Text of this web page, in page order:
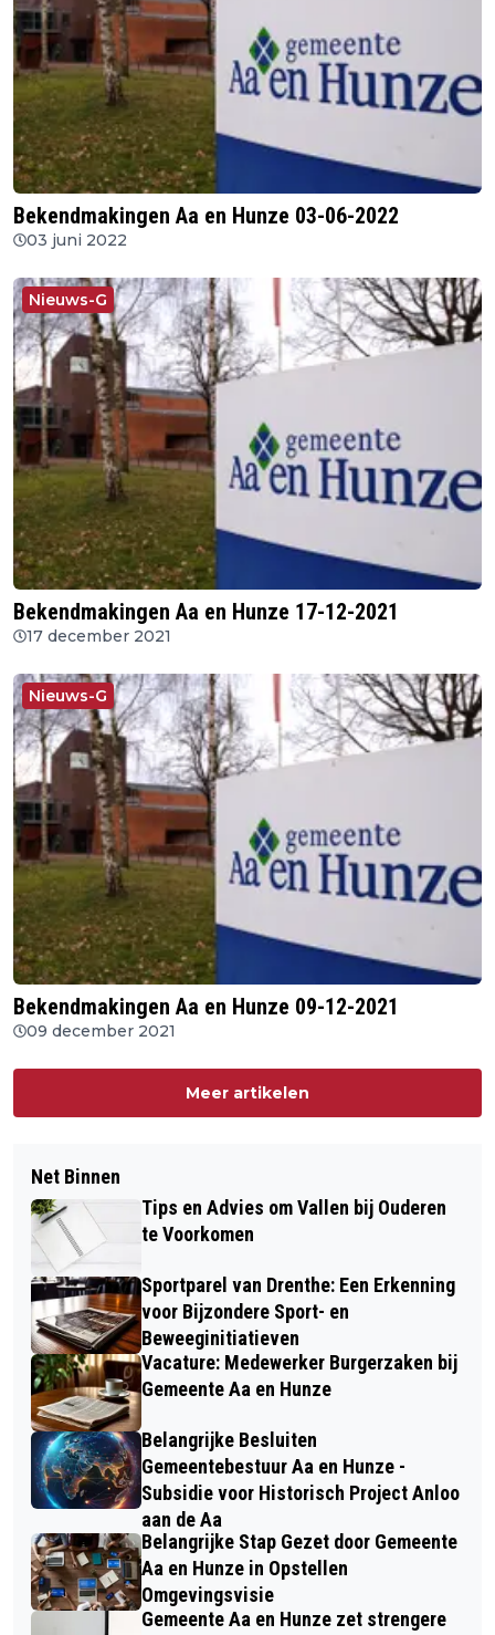
Bekendmakingen Aa en Hunze 03-06-2022
03 juni 2022
Nieuws-G
Bekendmakingen Aa en Hunze 17-12-2021
17 december 2021
Nieuws-G
Bekendmakingen Aa en Hunze 09-12-2021
09 december 2021
Meer artikelen
Net Binnen
Tips en Advies om Vallen bij Ouderen
te Voorkomen
Sportparel van Drenthe: Een Erkenning
voor Bijzondere Sport- en
Beweeginitiatieven
Vacature: Medewerker Burgerzaken bij
Gemeente Aa en Hunze
Belangrijke Besluiten
Gemeentebestuur Aa en Hunze -
Subsidie voor Historisch Project Anloo
aan de Aa
Belangrijke Stap Gezet door Gemeente
Aa en Hunze in Opstellen
Omgevingsvisie
Gemeente Aa en Hunze zet strengere